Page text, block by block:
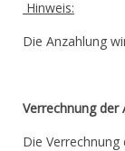
Hinweis:
Die Anzahlung
Verrechnung der
Die